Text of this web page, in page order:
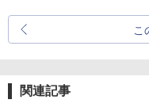
こ
関連記事